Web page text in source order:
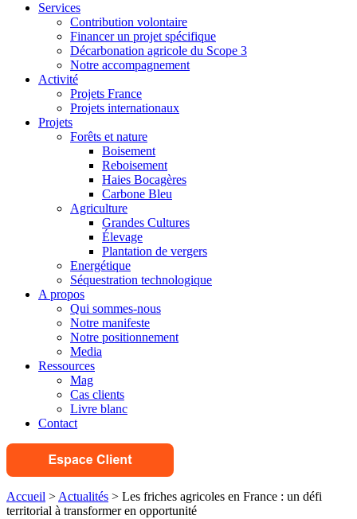
Services
Contribution volontaire
Financer un projet spécifique
Décarbonation agricole du Scope 3
Notre accompagnement
Activité
Projets France
Projets internationaux
Projets
Forêts et nature
Boisement
Reboisement
Haies Bocagères
Carbone Bleu
Agriculture
Grandes Cultures
Élevage
Plantation de vergers
Energétique
Séquestration technologique
A propos
Qui sommes-nous
Notre manifeste
Notre positionnement
Media
Ressources
Mag
Cas clients
Livre blanc
Contact
Accueil > Actualités > Les friches agricoles en France : un défi
territorial à transformer en opportunité